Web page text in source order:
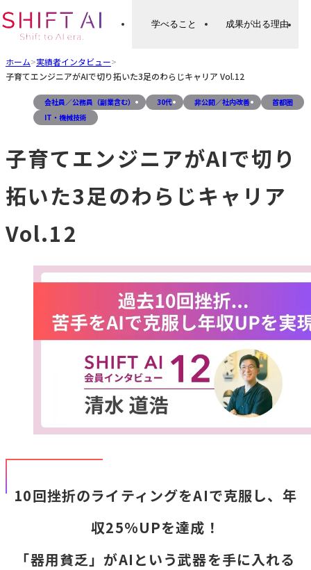
学べること 成果が出る理由
ホーム>実績者インタビュー>
子育てエンジニアがAIで切り拓いた3足のわらじキャリア Vol.12
会社員／公務員（副業含む） 30代 非公開／社内改善
首都圏
IT・機械技術
子育てエンジニアがAIで切り
拓いた3足のわらじキャリア
Vol.12
10回挫折のライティングをAIで克服し、年
収25%UPを達成！
「器用貧乏」がAIという武器を手に入れる